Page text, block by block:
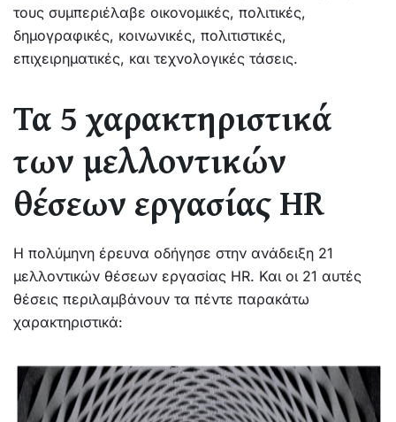
τους συμπεριέλαβε οικονομικές, πολιτικές,
δημογραφικές, κοινωνικές, πολιτιστικές,
επιχειρηματικές, και τεχνολογικές τάσεις.
Τα 5 χαρακτηριστικά
των μελλοντικών
θέσεων εργασίας HR
Η πολύμηνη έρευνα οδήγησε στην ανάδειξη 21
μελλοντικών θέσεων εργασίας HR. Και οι 21 αυτές
θέσεις περιλαμβάνουν τα πέντε παρακάτω
χαρακτηριστικά: